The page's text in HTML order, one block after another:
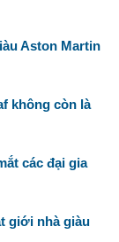
Aston Martin
không còn là
các đại gia
giới nhà giàu